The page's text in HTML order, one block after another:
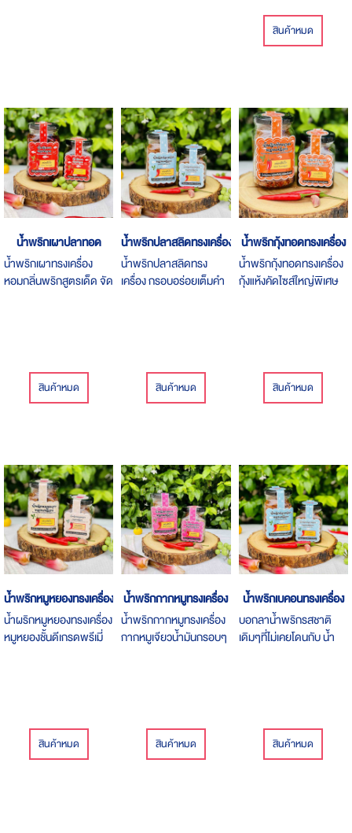
สินค้าหมด
น้ำพริกเผาปลาทอด
น้ำพริกเผาทรงเครื่อง
หอมกลิ่นพริกสูตรเด็ด จัด
สินค้าหมด
น้ำพริกปลาสลิดทรงเครื่อง
น้ำพริกปลาสลิดทรง
เครื่อง กรอบอร่อยเต็มคำ
สินค้าหมด
น้ำพริกกุ้งทอดทรงเครื่อง
น้ำพริกกุ้งทอดทรงเครื่อง
กุ้งแห้งคัดไซส์ใหญ่พิเศษ
สินค้าหมด
น้ำพริกหมูหยองทรงเครื่อง
น้ำผริกหมูหยองทรงเครื่อง
หมูหยองชั้นดีเกรดพรีเมี่
สินค้าหมด
น้ำพริกกากหมูทรงเครื่อง
น้ำพริกกากหมูทรงเครื่อง
กากหมูเจียวน้ำมันกรอบๆ
สินค้าหมด
น้ำพริกเบคอนทรงเครื่อง
บอกลาน้ำพริกรสชาติ
เดิมๆที่ไม่เคยโดนกับ น้ำ
สินค้าหมด